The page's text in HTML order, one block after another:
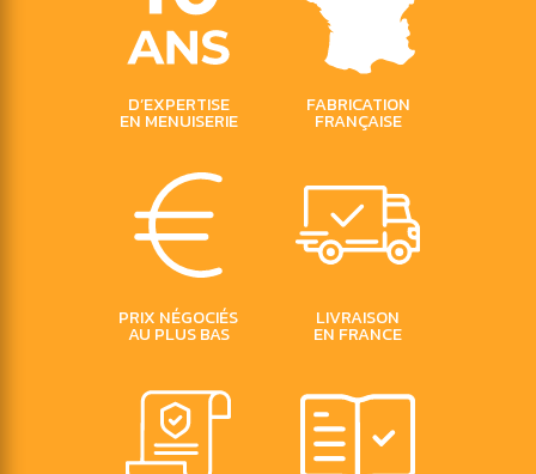
D’EXPERTISE
EN MENUISERIE
FABRICATION
FRANÇAISE
PRIX NÉGOCIÉS
AU PLUS BAS
LIVRAISON
EN FRANCE